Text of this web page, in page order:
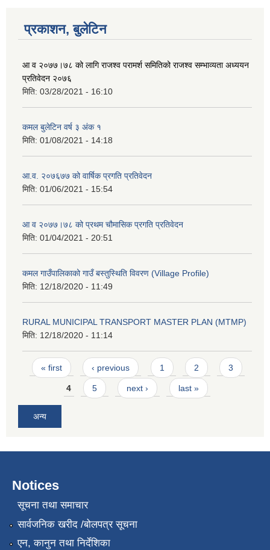
प्रकाशन, बुलेटिन
आ व २०७७।७८ को लागि राजश्व परामर्श समितिको राजश्व सम्भाव्यता अध्ययन
प्रतिवेदन २०७६
मिति: 03/28/2021 - 16:10
कमल बुलेटिन वर्ष ३ अंक १
मिति: 01/08/2021 - 14:18
आ.व. २०७६७७ को वार्षिक प्रगति प्रतिवेदन
मिति: 01/06/2021 - 15:54
आ व २०७७।७८ को प्रथम चौमासिक प्रगति प्रतिवेदन
मिति: 01/04/2021 - 20:51
कमल गाउँपालिकाको गाउँ बस्तुस्थिति विवरण (Village Profile)
मिति: 12/18/2020 - 11:49
RURAL MUNICIPAL TRANSPORT MASTER PLAN (MTMP)
मिति: 12/18/2020 - 11:14
Pages
« first ‹ previous 1 2 3
4 5 next › last »
अन्य
Notices
सूचना तथा समाचार
सार्वजनिक खरीद /बोलपत्र सूचना
एन, कानुन तथा निर्देशिका